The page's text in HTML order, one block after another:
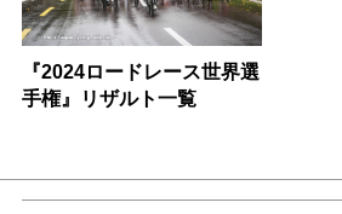
『2024ロードレース世界選
手権』リザルト一覧